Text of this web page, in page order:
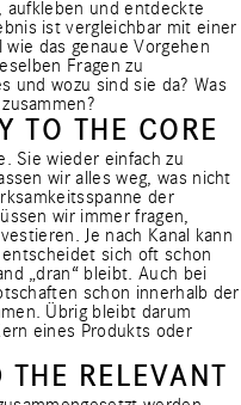
aufkleben und entdeckte
ist vergleichbar mit einer
das genaue Vorgehen
Fragen zu
und wozu sind sie da? Was
TO THE CORE
Sie wieder einfach zu
wir alles weg, was nicht
der
wir immer fragen,
Je nach Kanal kann
sich oft schon
„dran“ bleibt. Auch bei
schon innerhalb der
Übrig bleibt darum
eines Produkts oder
RELEVANT